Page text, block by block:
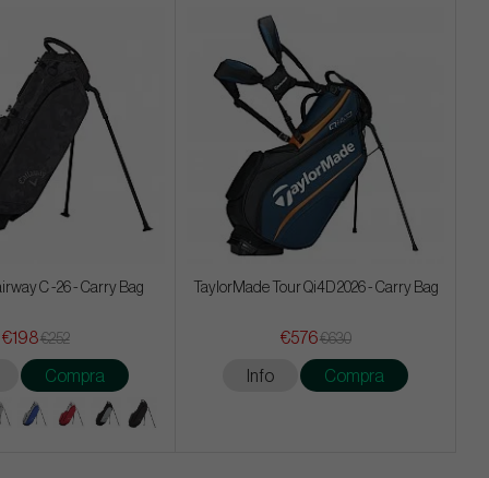
C -26 - Carry Bag
€198€252
Compra
TaylorMade Tour Qi4D 2026 - Carry Bag
€576€630
Info Compra